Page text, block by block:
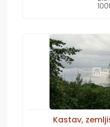
Kastav,